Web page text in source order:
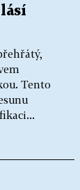
Tento